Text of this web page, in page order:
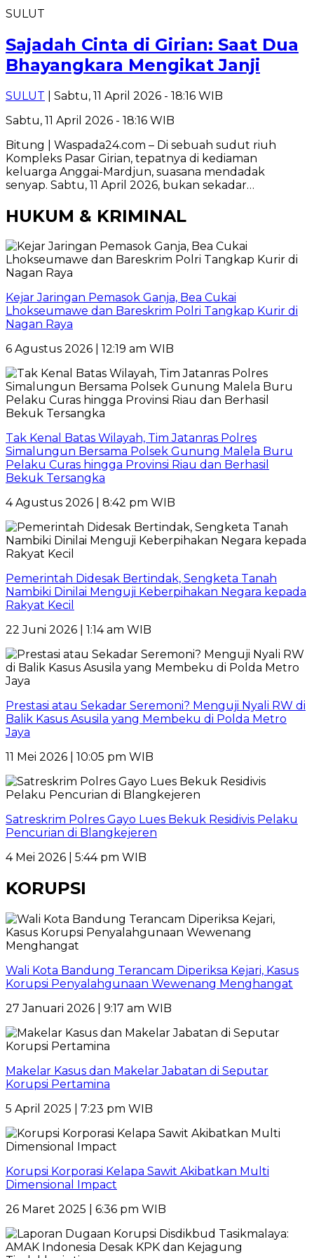
SULUT
​Sajadah Cinta di Girian: Saat Dua
Bhayangkara Mengikat Janji
SULUT | Sabtu, 11 April 2026 - 18:16 WIB
Sabtu, 11 April 2026 - 18:16 WIB
Bitung | Waspada24.com – Di sebuah sudut riuh
Kompleks Pasar Girian, tepatnya di kediaman
keluarga Anggai-Mardjun, suasana mendadak
senyap. Sabtu, 11 April 2026, bukan sekadar…
HUKUM & KRIMINAL
Kejar Jaringan Pemasok Ganja, Bea Cukai
Lhokseumawe dan Bareskrim Polri Tangkap Kurir di
Nagan Raya
6 Agustus 2026 | 12:19 am WIB
Tak Kenal Batas Wilayah, Tim Jatanras Polres
Simalungun Bersama Polsek Gunung Malela Buru
Pelaku Curas hingga Provinsi Riau dan Berhasil
Bekuk Tersangka
4 Agustus 2026 | 8:42 pm WIB
Pemerintah Didesak Bertindak, Sengketa Tanah
Nambiki Dinilai Menguji Keberpihakan Negara kepada
Rakyat Kecil
22 Juni 2026 | 1:14 am WIB
Prestasi atau Sekadar Seremoni? Menguji Nyali RW di
Balik Kasus Asusila yang Membeku di Polda Metro
Jaya
11 Mei 2026 | 10:05 pm WIB
Satreskrim Polres Gayo Lues Bekuk Residivis Pelaku
Pencurian di Blangkejeren
4 Mei 2026 | 5:44 pm WIB
KORUPSI
Wali Kota Bandung Terancam Diperiksa Kejari, Kasus
Korupsi Penyalahgunaan Wewenang Menghangat
27 Januari 2026 | 9:17 am WIB
Makelar Kasus dan Makelar Jabatan di Seputar
Korupsi Pertamina
5 April 2025 | 7:23 pm WIB
Korupsi Korporasi Kelapa Sawit Akibatkan Multi
Dimensional Impact
26 Maret 2025 | 6:36 pm WIB